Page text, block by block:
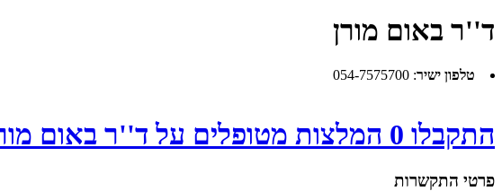
ד''ר באום מורן
טלפון ישיר:
054-7575700
התקבלו 0 המלצות מטופלים על ד''ר באום מורן - לחץ
פרטי התקשרות